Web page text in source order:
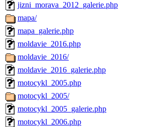
jizni_morava_2012_galerie.php
mapa/
mapa_galerie.php
moldavie_2016.php
moldavie_2016/
moldavie_2016_galerie.php
motocykl_2005.php
motocykl_2005/
motocykl_2005_galerie.php
motocykl_2006.php